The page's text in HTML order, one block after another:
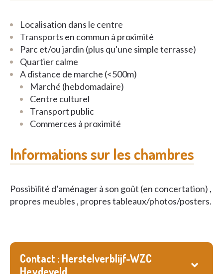
Localisation dans le centre
Transports en commun à proximité
Parc et/ou jardin (plus qu'une simple terrasse)
Quartier calme
A distance de marche (<500m)
Marché (hebdomadaire)
Centre culturel
Transport public
Commerces à proximité
Informations sur les chambres
Possibilité d’aménager à son goût (en concertation) ,
propres meubles , propres tableaux/photos/posters.
Contact : Herstelverblijf-WZC